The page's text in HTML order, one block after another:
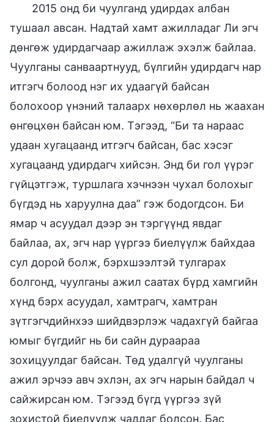
2015 онд би чуулганд удирдах албан
тушаал авсан. Надтай хамт ажилладаг Ли эгч
дөнгөж удирдагчаар ажиллаж эхэлж байлаа.
Чуулганы санваартнууд, бүлгийн удирдагч нар
итгэгч болоод нэг их удаагүй байсан
болохоор үнэний талаарх нөхөрлөл нь жаахан
өнгөцхөн байсан юм. Тэгээд, “Би та нараас
удаан хугацаанд итгэгч байсан, бас хэсэг
хугацаанд удирдагч хийсэн. Энд би гол үүрэг
гүйцэтгэж, туршлага хэчнээн чухал болохыг
бүгдэд нь харуулна даа” гэж бодогдсон. Би
ямар ч асуудал дээр эн тэргүүнд явдаг
байлаа, ах, эгч нар үүргээ биелүүлж байхдаа
сул дорой болж, бэрхшээлтэй тулгарах
болгонд, чуулганы ажил саатах бүрд хамгийн
хүнд бэрх асуудал, хамтрагч, хамтран
зүтгэгчдийнхээ шийдвэрлэж чадахгүй байгаа
юмыг бүгдийг нь би сайн дураараа
зохицуулдаг байсан. Төд удалгүй чуулганы
ажил эрчээ авч эхлэн, ах эгч нарын байдал ч
сайжирсан юм. Тэгээд бүгд үүргээ зүй
зохистой биелүүлж чаддаг болсон. Бас